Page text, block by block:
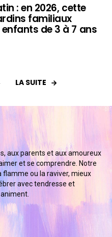
: en 2026, cette
familiaux
de 3 à 7 ans
LA SUITE
aux parents et aux amoureux
et se comprendre. Notre
ou la raviver, mieux
avec tendresse et